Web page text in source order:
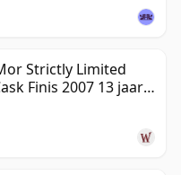
Strictly Limited
Finis 2007 13 jaar